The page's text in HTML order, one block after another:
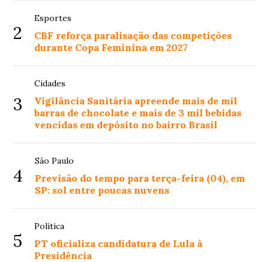
2
Esportes
CBF reforça paralisação das competições
durante Copa Feminina em 2027
3
Cidades
Vigilância Sanitária apreende mais de mil
barras de chocolate e mais de 3 mil bebidas
vencidas em depósito no bairro Brasil
4
São Paulo
Previsão do tempo para terça-feira (04), em
SP: sol entre poucas nuvens
5
Política
PT oficializa candidatura de Lula à
Presidência